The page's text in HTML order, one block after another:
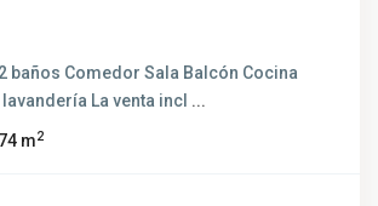
baños Comedor Sala Balcón Cocina
La venta incl ...
74 m2